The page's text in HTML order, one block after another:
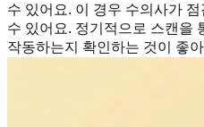
수 있어요. 이 경우 수의사가
수 있어요. 정기적으로 스캔을
작동하는지 확인하는 것이 좋